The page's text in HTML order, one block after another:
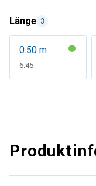
Länge 3
0.50 m
CHF
6.45